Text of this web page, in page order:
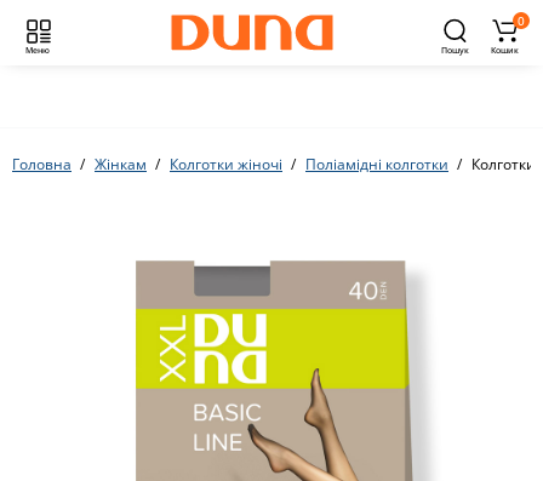
Меню Пошук
0
Кошик
Головна Жінкам Колготки жіночі Поліамідні колготки Колготки